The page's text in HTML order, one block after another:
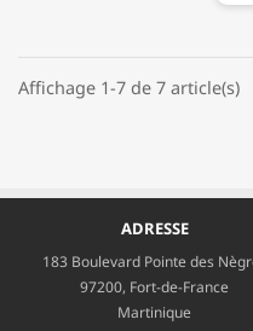
Affichage 1-7 de 7 article(s)
ADRESSE
183 Boulevard Pointe des
97200, Fort-de-France
Martinique